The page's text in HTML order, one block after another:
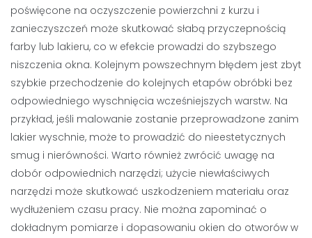
poświęcone na oczyszczenie powierzchni z kurzu i
zanieczyszczeń może skutkować słabą przyczepnością
farby lub lakieru, co w efekcie prowadzi do szybszego
niszczenia okna. Kolejnym powszechnym błędem jest zbyt
szybkie przechodzenie do kolejnych etapów obróbki bez
odpowiedniego wyschnięcia wcześniejszych warstw. Na
przykład, jeśli malowanie zostanie przeprowadzone zanim
lakier wyschnie, może to prowadzić do nieestetycznych
smug i nierówności. Warto również zwrócić uwagę na
dobór odpowiednich narzędzi; użycie niewłaściwych
narzędzi może skutkować uszkodzeniem materiału oraz
wydłużeniem czasu pracy. Nie można zapominać o
dokładnym pomiarze i dopasowaniu okien do otworów w